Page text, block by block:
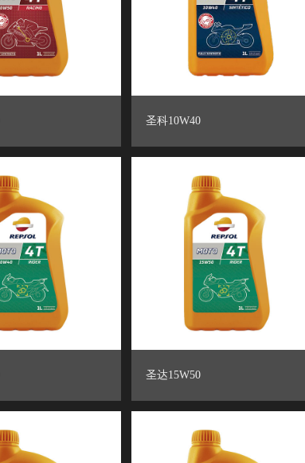
圣科10W40
圣达15W50